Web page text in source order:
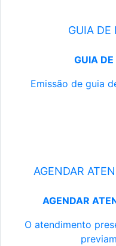
GUIA DE
GUIA DE
Emissão de guia
AGENDAR
AGENDAR
O atendimento